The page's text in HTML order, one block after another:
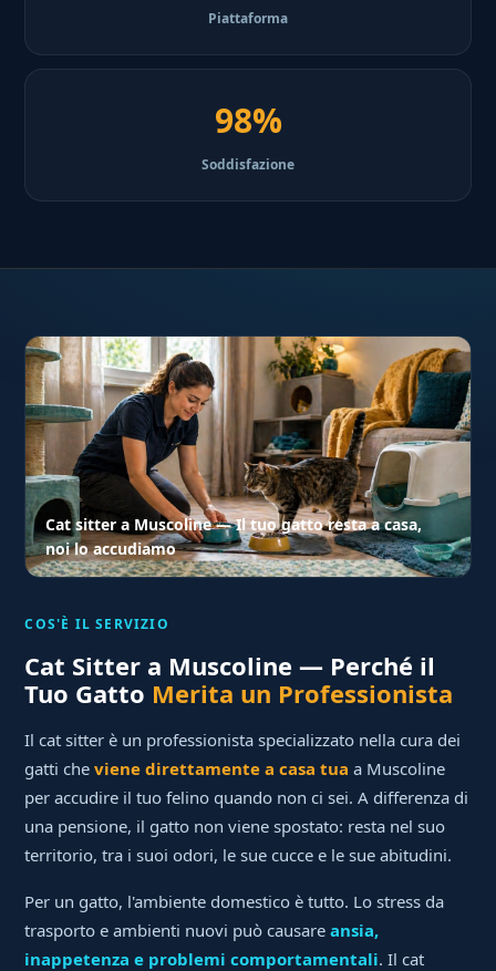
Piattaforma
98%
Soddisfazione
Cat sitter a Muscoline — Il tuo gatto resta a casa,
noi lo accudiamo
COS'È IL SERVIZIO
Cat Sitter a Muscoline — Perché il
Tuo Gatto Merita un Professionista
Il cat sitter è un professionista specializzato nella cura dei
gatti cheviene direttamente a casa tua a Muscoline
per accudire il tuo felino quando non ci sei. A differenza di
una pensione, il gatto non viene spostato: resta nel suo
territorio, tra i suoi odori, le sue cucce e le sue abitudini.
Per un gatto, l'ambiente domestico è tutto. Lo stress da
trasporto e ambienti nuovi può causareansia,
inappetenza e problemi comportamentali. Il cat